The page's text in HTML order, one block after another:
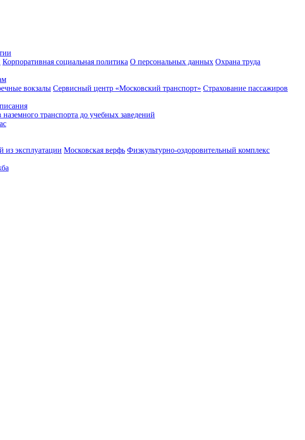
Корпоративная социальная политика О персональных данных Охрана труда
вокзалы Сервисный центр «Московский транспорт» Страхование пассажиров
транспорта до учебных заведений
из эксплуатации Московская верфь Физкультурно-оздоровительный комплекс